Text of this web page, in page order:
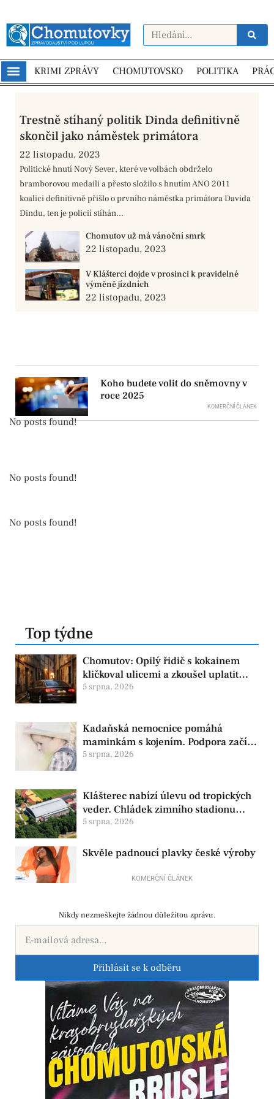
KRIMI ZPRÁVY CHOMUTOVSKO POLITIKA
Trestně stíhaný politik Dinda definitivně
skončil jako náměstek primátora
22 listopadu, 2023
Politické hnutí Nový Sever, které ve volbách obdrželo
bramborovou medaili a přesto složilo s hnutím ANO 2011
koalici definitivně přišlo o prvního náměstka primátora Davida
Dindu, ten je policií stíhán...
Chomutov už má vánoční smrk
22 listopadu, 2023
V Klášterci dojde v prosinci k pravidelné
výměně jízdních
22 listopadu, 2023
Koho budete volit do sněmovny v
roce 2025
KOMERČNÍ ČLÁNEK
No posts found!
No posts found!
No posts found!
Top týdne
Chomutov: Opilý řidič s kokainem
kličkoval ulicemi a zkoušel uplatit
policisty
5 srpna, 2026
Kadaňská nemocnice pomáhá
maminkám s kojením. Podpora začíná
už před porodem
5 srpna, 2026
Klášterec nabízí úlevu od tropických
veder. Chládek zimního stadionu
pomůže seniorům i nemocným
5 srpna, 2026
Skvěle padnoucí plavky české výroby
KOMERČNÍ ČLÁNEK
Nikdy nezmeškejte žádnou důležitou zprávu.
Přihlásit se k odběru